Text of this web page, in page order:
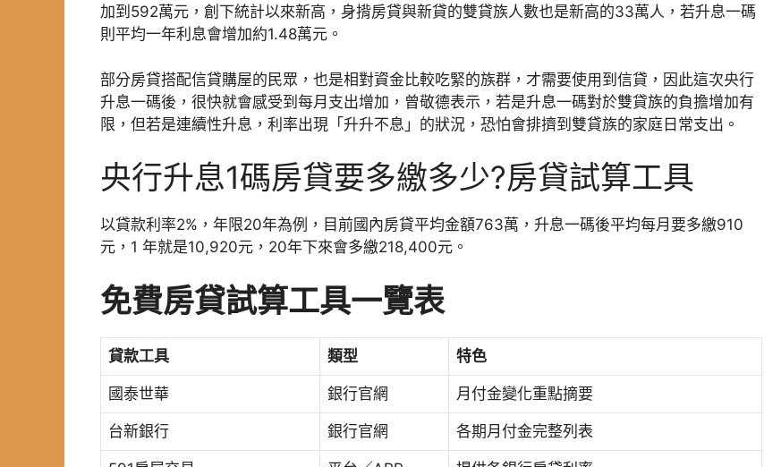
加到592萬元，創下統計以來新高，身揹房貸與新貸的雙貸族人數也是新高的33萬人，若升息一碼
則平均一年利息會增加約1.48萬元。
部分房貸搭配信貸購屋的民眾，也是相對資金比較吃緊的族群，才需要使用到信貸，因此這次央行
升息一碼後，很快就會感受到每月支出增加，曾敬德表示，若是升息一碼對於雙貸族的負擔增加有
限，但若是連續性升息，利率出現「升升不息」的狀況，恐怕會排擠到雙貸族的家庭日常支出。
央行升息1碼房貸要多繳多少?房貸試算工具
以貸款利率2%，年限20年為例，目前國內房貸平均金額763萬，升息一碼後平均每月要多繳910
元，1 年就是10,920元，20年下來會多繳218,400元。
免費房貸試算工具一覽表
貸款工具 類型 特色
國泰世華 銀行官網 月付金變化重點摘要
台新銀行 銀行官網 各期月付金完整列表